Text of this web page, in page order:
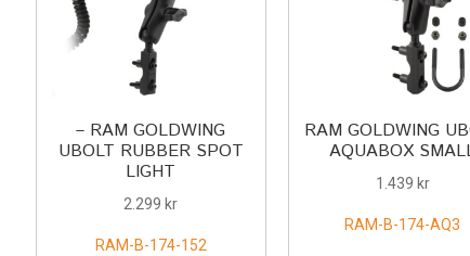
– RAM GOLDWING
UBOLT RUBBER SPOT
LIGHT
2.299 kr
RAM-B-174-152
RAM GOLDWING
AQUABOX
1.439 kr
RAM-B-174-AQ3